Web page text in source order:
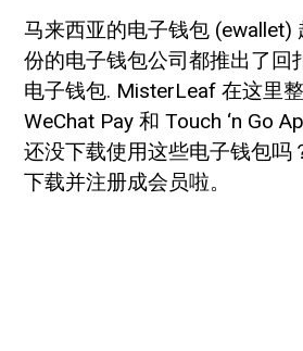
马来西亚的电子钱包 (ewallet)
份的电子钱包公司都推出了回
电子钱包. MisterLeaf 在这里
WeChat Pay 和 Touch ‘n Go
还没下载使用这些电子钱包吗
下载并注册成会员啦。